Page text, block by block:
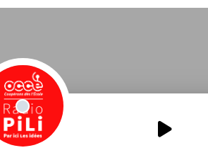
Simone-Radio.mp3